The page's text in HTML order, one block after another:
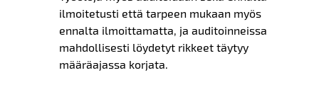
ilmoitetusti että tarpeen mukaan myös
ennalta ilmoittamatta, ja auditoinneissa
mahdollisesti löydetyt rikkeet täytyy
määräajassa korjata.